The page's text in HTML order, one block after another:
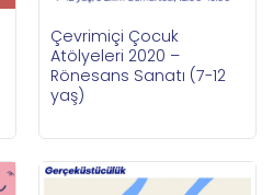
Çevrimiçi Çocuk
Atölyeleri 2020 –
Rönesans Sanatı (7-12
yaş)